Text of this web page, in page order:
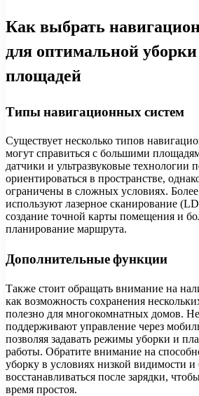
Как выбрать
для оптимальной
площадей
Типы навигационных систем
Существует несколько типов
могут справиться с большими
датчики и ультразвуковые технологии
ориентироваться в пространстве,
ограничены в сложных условиях.
используют лазерное сканирование
создание точной карты помещения и
планирование маршрута.
Дополнительные функции
Также стоит обращать внимание на
как возможность сохранения
полезно для многокомнатных домов.
поддерживают управление через
позволяя задавать режимы уборки и
работы. Обратите внимание на
уборку в условиях низкой видимости и
восстанавливаться после зарядки,
время простоя.